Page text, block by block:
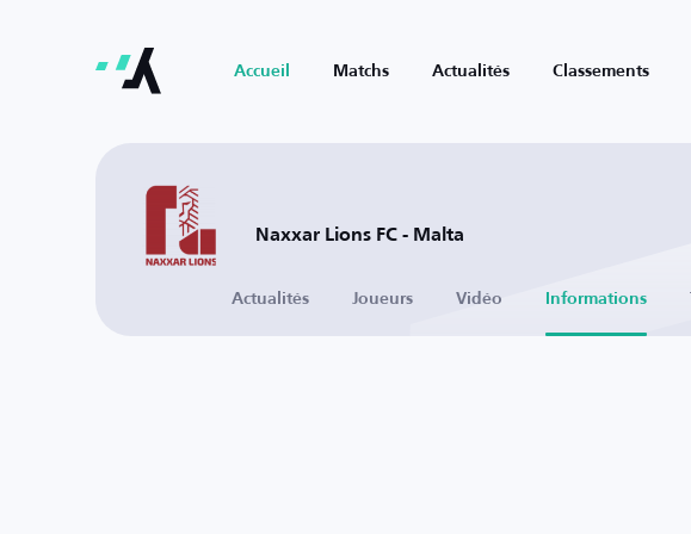
Accueil Matchs Actualités Classements
Naxxar Lions FC - Malta
Actualités Joueurs Vidéo Informations